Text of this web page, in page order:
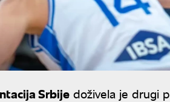
Srbije doživela je drugi